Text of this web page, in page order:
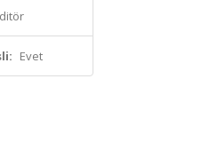
Evet